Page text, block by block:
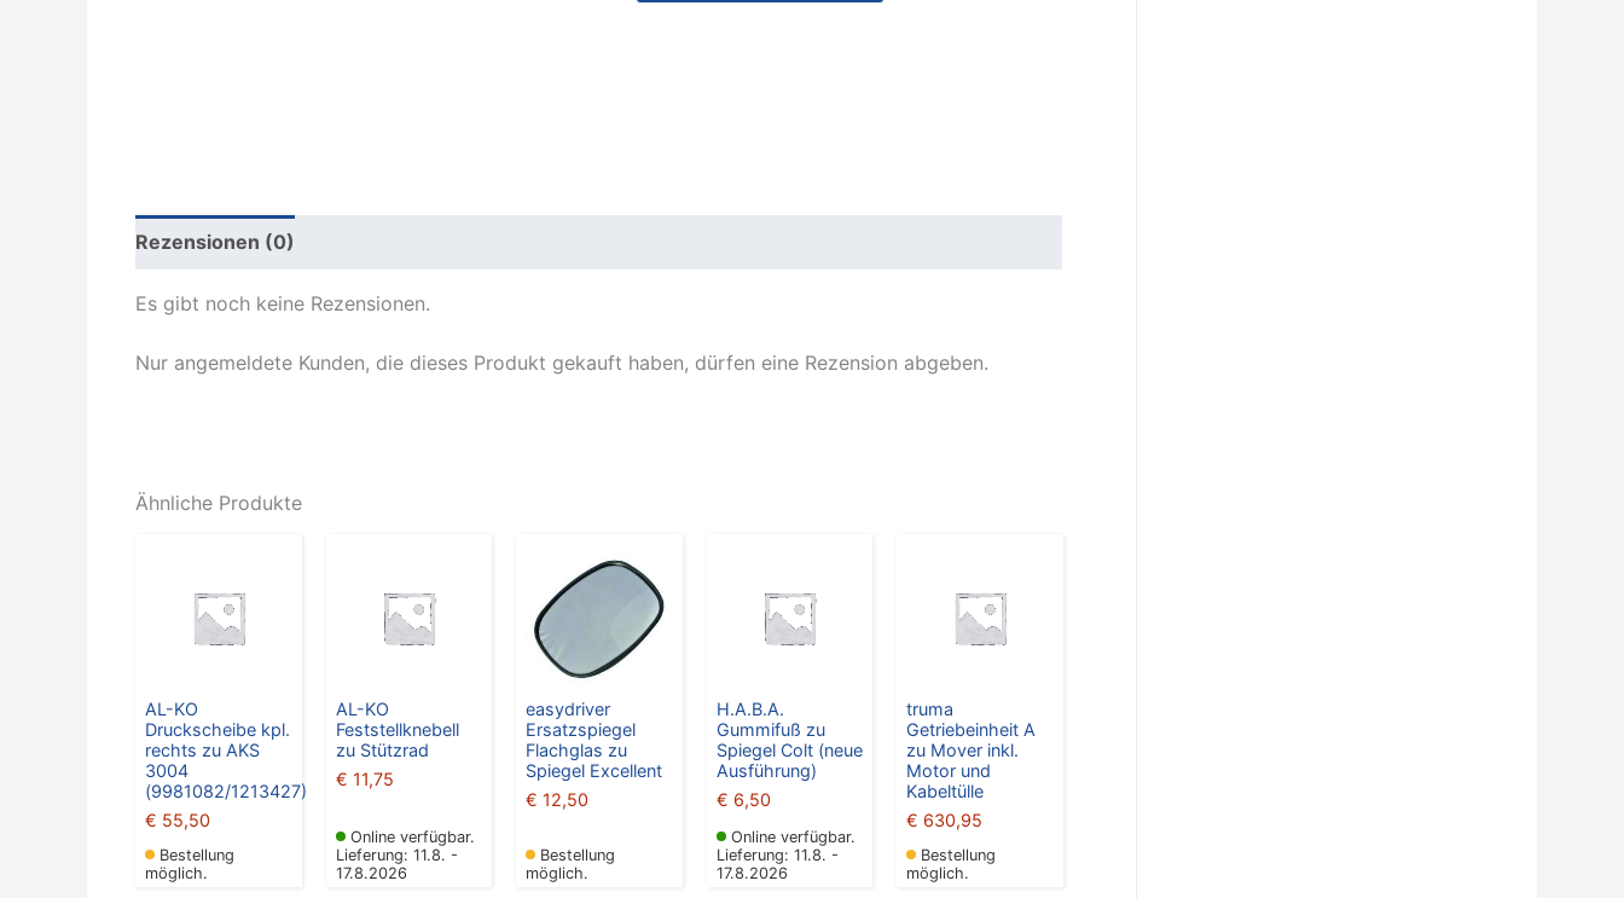
Rezensionen (0)
Es gibt noch keine Rezensionen.
Nur angemeldete Kunden, die dieses Produkt gekauft haben, dürfen eine Rezension abgeben.
Ähnliche Produkte
AL-KO
Druckscheibe kpl.
rechts zu AKS
3004
(9981082/1213427)
€ 55,50
Bestellung
möglich.
AL-KO
Feststellknebell
zu Stützrad
€ 11,75
Online verfügbar.
Lieferung: 11.8. -
17.8.2026
easydriver
Ersatzspiegel
Flachglas zu
Spiegel Excellent
€ 12,50
Bestellung
möglich.
H.A.B.A.
Gummifuß zu
Spiegel Colt (neue
Ausführung)
€ 6,50
Online verfügbar.
Lieferung: 11.8. -
17.8.2026
truma
Getriebeinheit A
zu Mover inkl.
Motor und
Kabeltülle
€ 630,95
Bestellung
möglich.